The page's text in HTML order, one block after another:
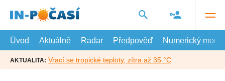
hlavní
Úvod
Aktuálně Radar Předpověď Numerický model
AKTUALITA: Vrací se tropické teploty, zítra až 35 °C